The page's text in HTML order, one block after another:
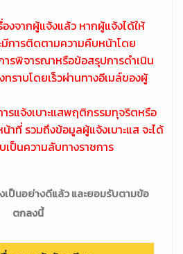
งจากผู้แจ้งแล้ว หากผู้แจ้งได้ให้
มีการติดตามความคืบหน้าโดย
รพิจารณาหรือข้อสรุปการดำเนิน
ราบโดยเร็วผ่านทางอีเมล์ของผู้
ารแจ้งเบาะแสพฤติกรรมทุจริตหรือ
าที่ รวมถึงข้อมูลผู้แจ้งเบาะแส จะได้
เป็นความลับทางราชการ
เป็นอย่างดีแล้ว และยอมรับตามข้อ
ตกลงนี้